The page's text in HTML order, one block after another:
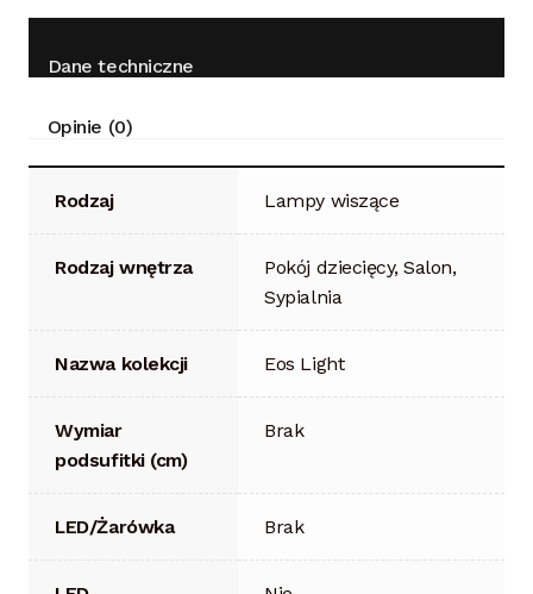
Dane techniczne
Opinie (0)
Rodzaj Lampy wiszące
Rodzaj wnętrza
Pokój dziecięcy, Salon,
Sypialnia
Nazwa kolekcji Eos Light
Wymiar
podsufitki (cm)
Brak
LED/Żarówka Brak